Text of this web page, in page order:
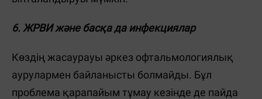
6. ЖРВИ және басқа да инфекциялар
Көздің жасаурауы әркез офтальмологиялық
аурулармен байланысты болмайды. Бұл
проблема қарапайым тұмау кезінде де пайда